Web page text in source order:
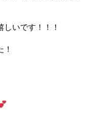
いです！！！